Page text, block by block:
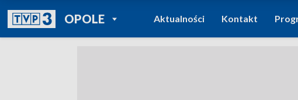
OPOLEPOWRÓT DO
TVP REGIONY
Aktualności Kontakt